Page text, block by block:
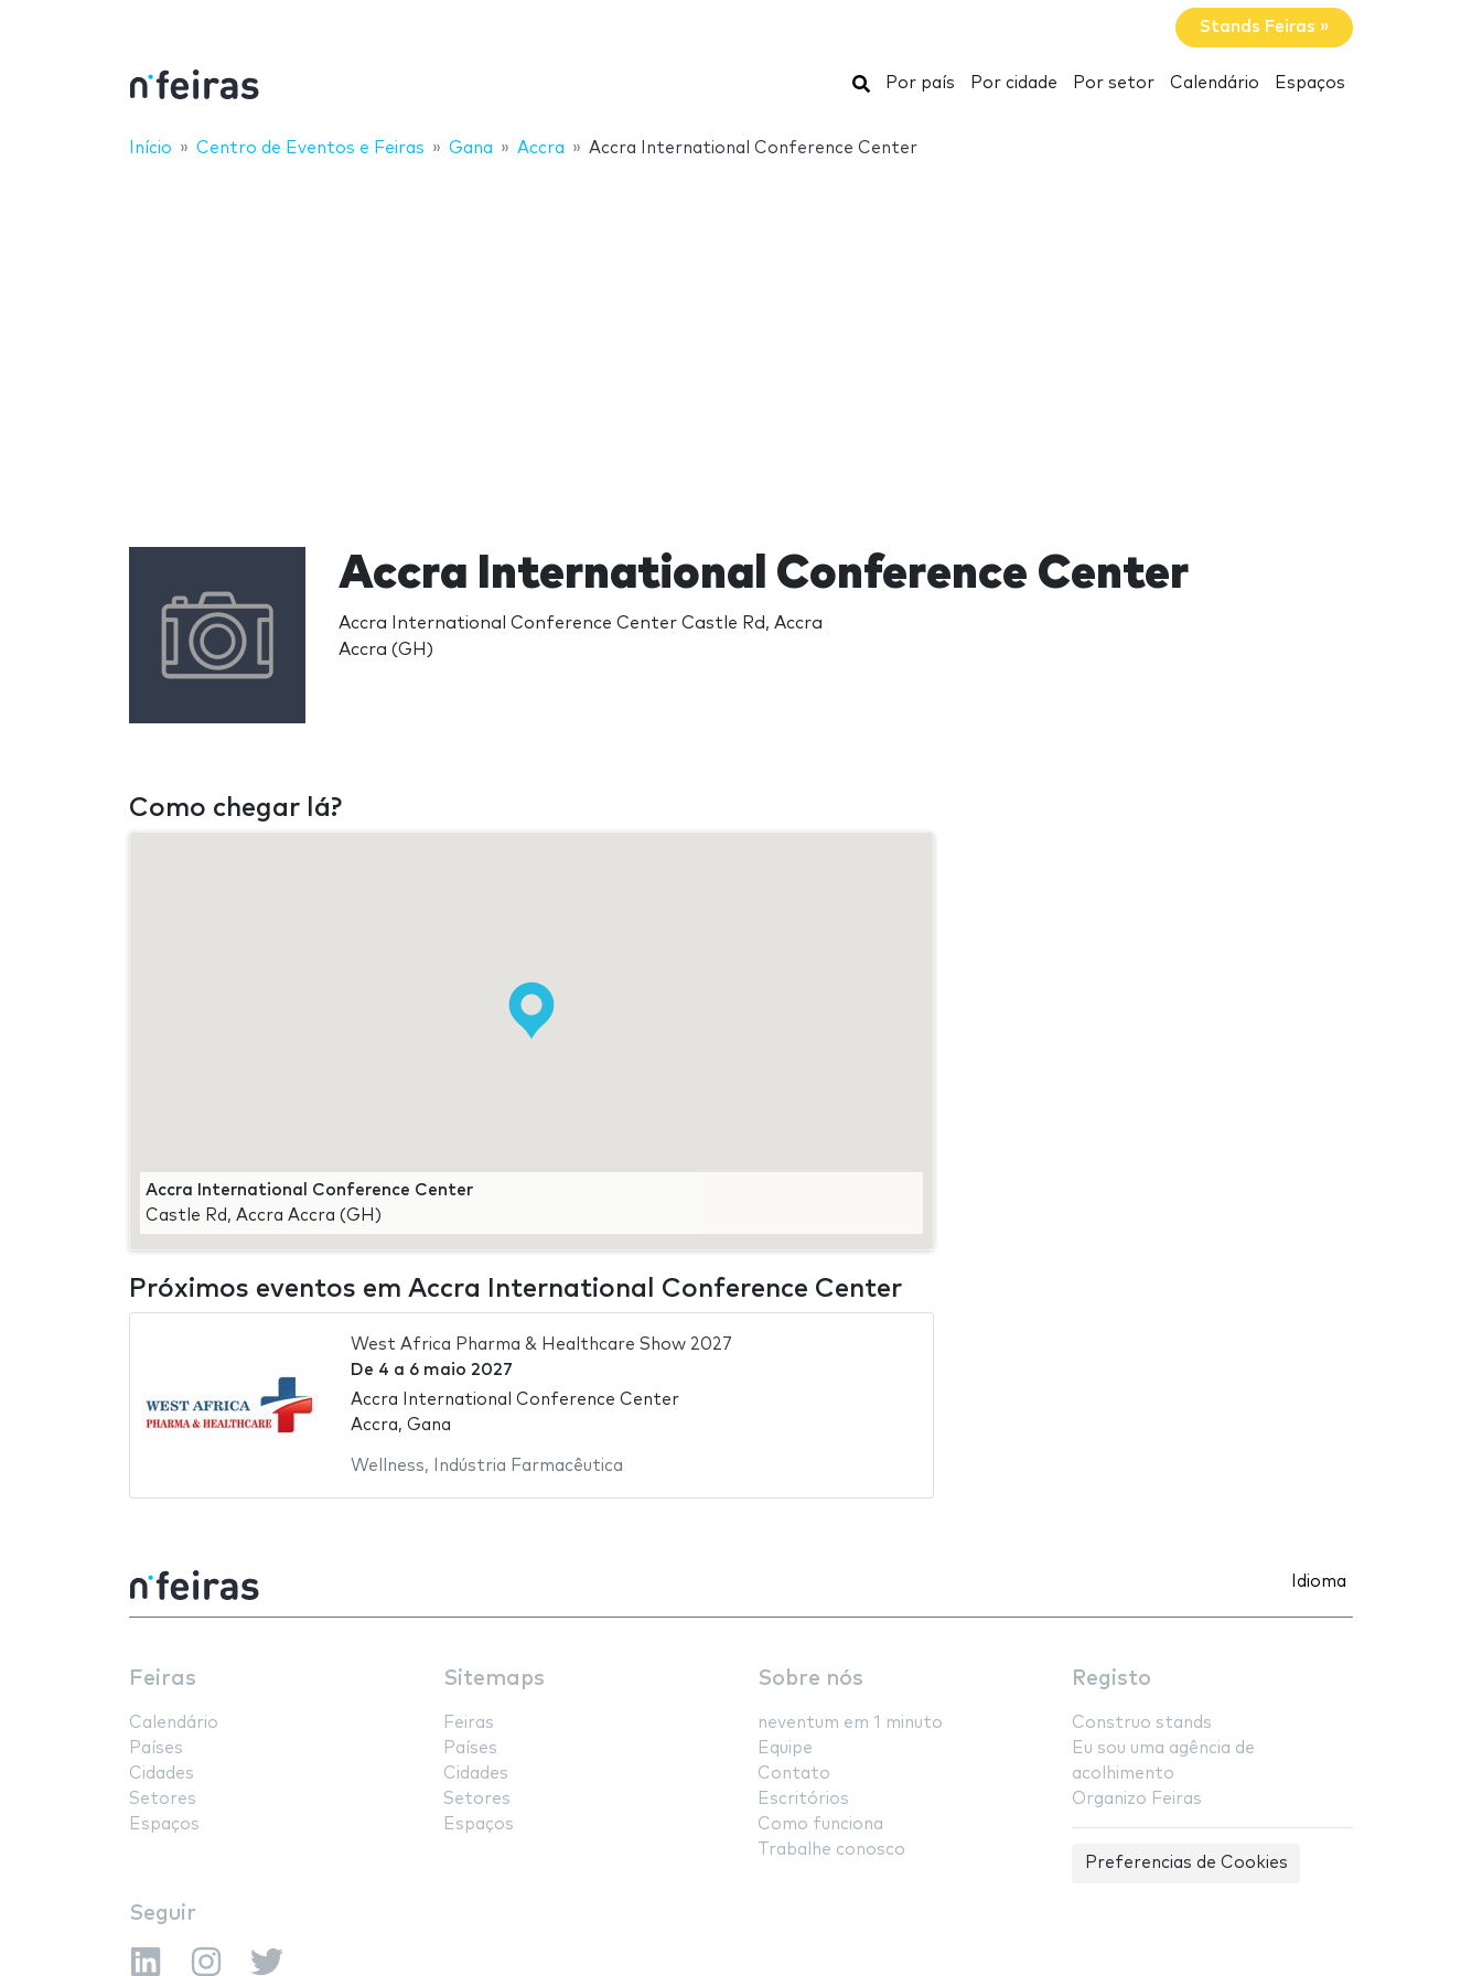
Stands Feiras »
Buscar
Por país Por cidade Por setor Calendário Espaços
Início Centro de Eventos e Feiras Gana Accra Accra International Conference Center
Accra International Conference Center
Accra International Conference Center Castle Rd, Accra
Accra (GH)
Como chegar lá?
Accra International Conference Center
Castle Rd, Accra Accra (GH)
Próximos eventos em Accra International Conference Center
West Africa Pharma & Healthcare Show 2027
De 4 a 6 maio 2027
Accra International Conference Center
Accra, Gana
Wellness, Indústria Farmacêutica
Idioma
Feiras
Calendário
Países
Cidades
Setores
Espaços
Sitemaps
Feiras
Países
Cidades
Setores
Espaços
Sobre nós
neventum em 1 minuto
Equipe
Contato
Escritórios
Como funciona
Trabalhe conosco
Registo
Construo stands
Eu sou uma agência de
acolhimento
Organizo Feiras
Preferencias de Cookies
Seguir